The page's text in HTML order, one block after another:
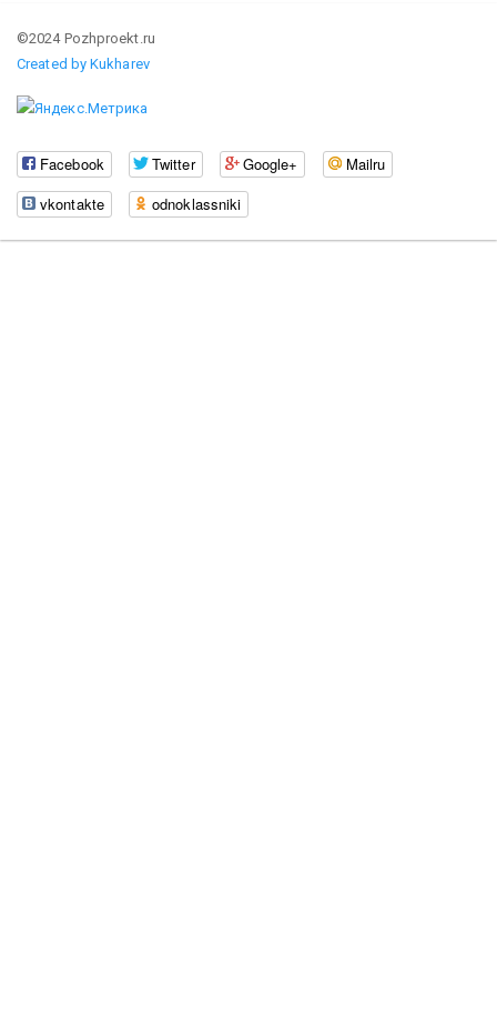
©2024 Pozhproekt.ru
Created by Kukharev
Facebook Twitter Google+
Mailru
vkontakte
odnoklassniki